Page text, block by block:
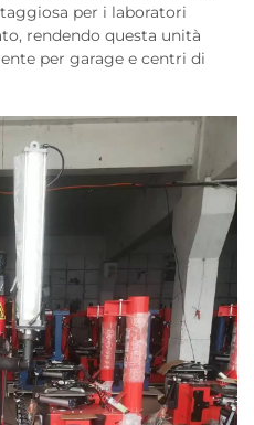
per i laboratori
rendendo questa unità
per garage e centri di